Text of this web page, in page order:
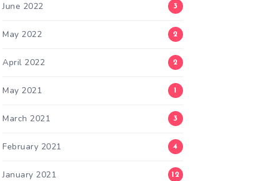
June 2022 3
May 2022 2
April 2022 2
May 2021 1
March 2021 3
February 2021 4
January 2021 12